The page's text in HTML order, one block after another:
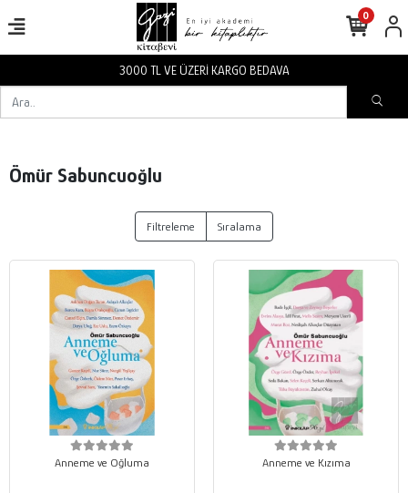
3000 TL VE ÜZERİ KARGO BEDAVA
0
Ömür Sabuncuoğlu
Filtreleme Sıralama
Anneme ve Oğluma Anneme ve Kızıma